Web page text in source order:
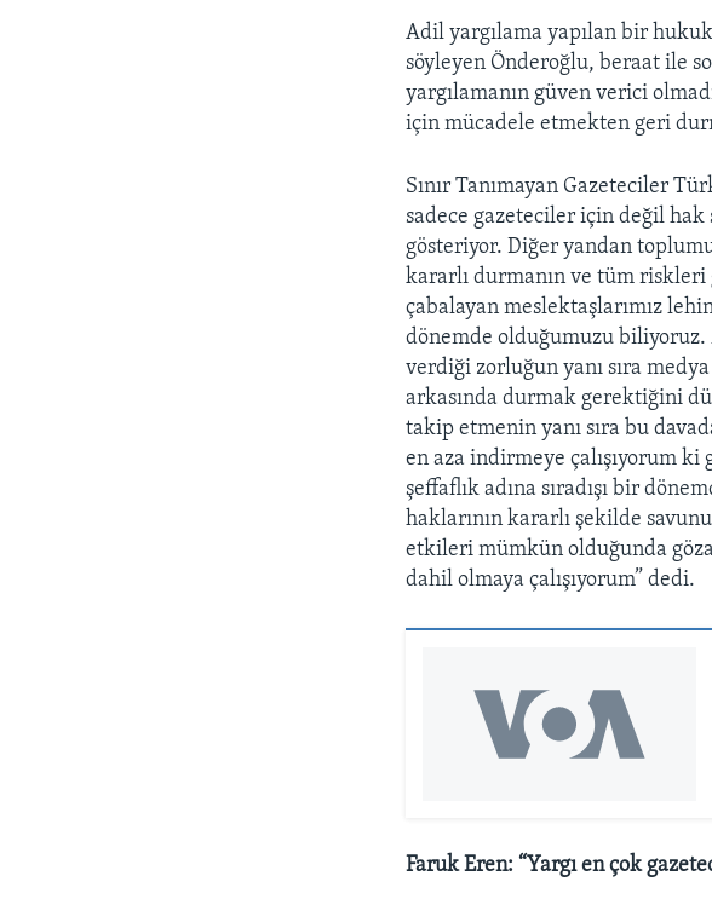
Adil yargılama yapılan bir
söyleyen Önderoğlu, beraat ile
yargılamanın güven verici
için mücadele etmekten geri
Sınır Tanımayan Gazeteciler
sadece gazeteciler için değil
gösteriyor. Diğer yandan
kararlı durmanın ve tüm
çabalayan meslektaşlarımız
dönemde olduğumuzu biliyoruz.
verdiği zorluğun yanı sıra
arkasında durmak gerektiğini
takip etmenin yanı sıra bu
en aza indirmeye çalışıyorum
şeffaflık adına sıradışı bir
haklarının kararlı şekilde
etkileri mümkün olduğunda
dahil olmaya çalışıyorum” dedi.
Faruk Eren: “Yargı en çok